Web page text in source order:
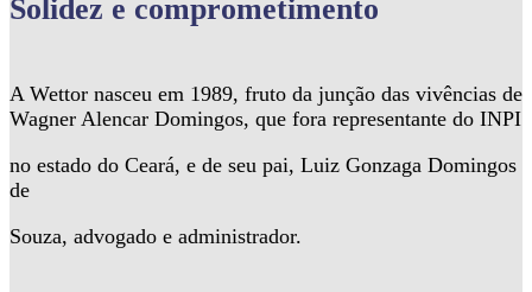
Solidez e comprometimento
A Wettor nasceu em 1989, fruto da junção das vivências de
Wagner Alencar Domingos, que fora representante do INPI
no estado do Ceará, e de seu pai, Luiz Gonzaga Domingos
de
Souza, advogado e administrador.